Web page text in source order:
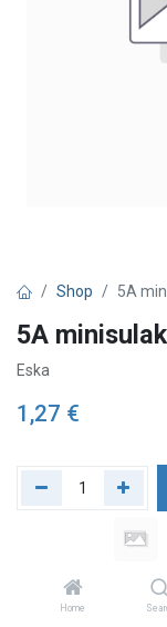
Home
Shop 5A
5A
Eska
1,27 €
Lägg till önskelista